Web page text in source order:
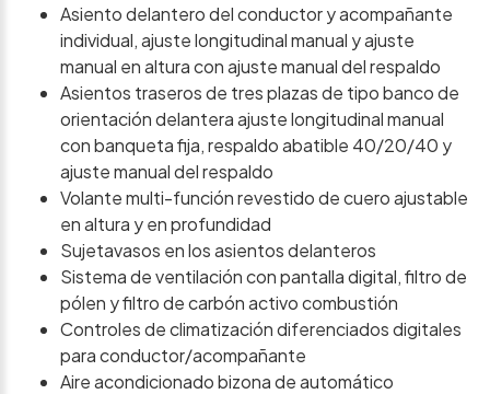
Asiento delantero del conductor y acompañante
individual, ajuste longitudinal manual y ajuste
manual en altura con ajuste manual del respaldo
Asientos traseros de tres plazas de tipo banco de
orientación delantera ajuste longitudinal manual
con banqueta fija, respaldo abatible 40/20/40 y
ajuste manual del respaldo
Volante multi-función revestido de cuero ajustable
en altura y en profundidad
Sujetavasos en los asientos delanteros
Sistema de ventilación con pantalla digital, filtro de
pólen y filtro de carbón activo combustión
Controles de climatización diferenciados digitales
para conductor/acompañante
Aire acondicionado bizona de automático